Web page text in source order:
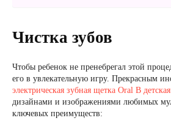
Чистка зубов
Чтобы ребенок не пренебрегал этой
его в увлекательную игру. Прекрасным
электрическая зубная щетка Oral B детская
дизайнами и изображениями любимых
ключевых преимуществ: